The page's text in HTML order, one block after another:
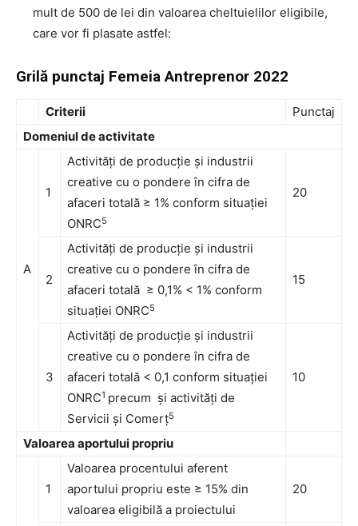
mult de 500 de lei din valoarea cheltuielilor eligibile,
care vor fi plasate astfel:
Grilă punctaj Femeia Antreprenor 2022
Criterii
Punctaj
Domeniul de activitate
A
1
Activități de producție și industrii
creative cu o pondere în cifra de
afaceri totală ≥ 1% conform situației
ONRC5
20
2
Activități de producție și industrii
creative cu o pondere în cifra de
afaceri totală ≥ 0,1% < 1% conform
situației ONRC5
15
3
Activități de producție și industrii
creative cu o pondere în cifra de
afaceri totală < 0,1 conform situației
ONRC1 precum și activități de
Servicii și Comerț5
10
Valoarea aportului propriu
1
Valoarea procentului aferent
aportului propriu este ≥ 15% din
valoarea eligibilă a proiectului
20